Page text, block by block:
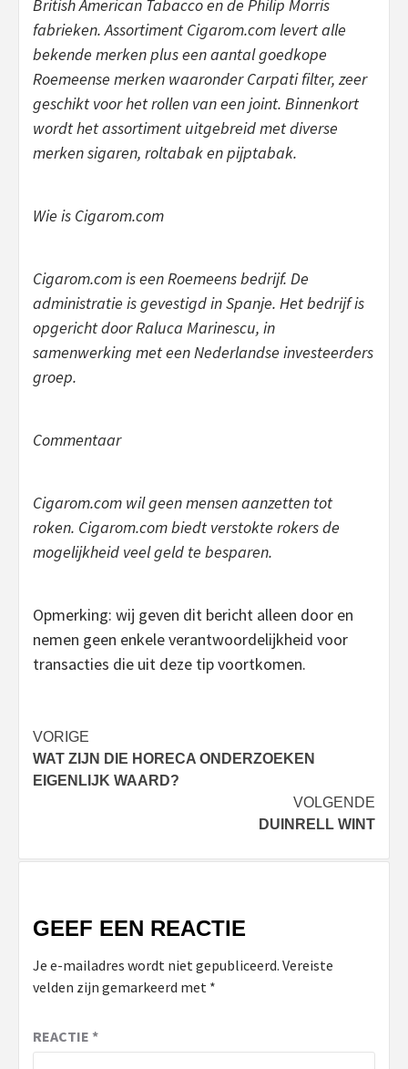
British American Tabacco en de Philip Morris
fabrieken. Assortiment Cigarom.com levert alle
bekende merken plus een aantal goedkope
Roemeense merken waaronder Carpati filter, zeer
geschikt voor het rollen van een joint. Binnenkort
wordt het assortiment uitgebreid met diverse
merken sigaren, roltabak en pijptabak.
Wie is Cigarom.com
Cigarom.com is een Roemeens bedrijf. De
administratie is gevestigd in Spanje. Het bedrijf is
opgericht door Raluca Marinescu, in
samenwerking met een Nederlandse investeerders
groep.
Commentaar
Cigarom.com wil geen mensen aanzetten tot
roken. Cigarom.com biedt verstokte rokers de
mogelijkheid veel geld te besparen.
Opmerking: wij geven dit bericht alleen door en
nemen geen enkele verantwoordelijkheid voor
transacties die uit deze tip voortkomen.
Bericht
navigatie
VORIGE
WAT ZIJN DIE HORECA ONDERZOEKEN
EIGENLIJK WAARD?
VOLGENDE
DUINRELL WINT
GEEF EEN REACTIE
Je e-mailadres wordt niet gepubliceerd. Vereiste
velden zijn gemarkeerd met *
REACTIE *